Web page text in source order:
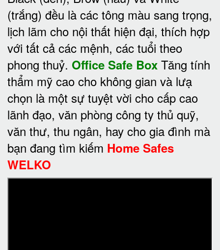
(trắng) đều là các tông màu sang trọng,
lịch lãm cho nội thất hiện đại, thích hợp
với tất cả các mệnh, các tuổi theo
phong thuỷ. Office Safe Box Tăng tính
thẩm mỹ cao cho không gian và lưạ
chọn là một sự tuyệt vời cho cấp cao
lãnh đạo, văn phòng công ty thủ quỹ,
văn thư, thu ngân, hay cho gia đình mà
bạn đang tìm kiếm Home Safes
WELKO